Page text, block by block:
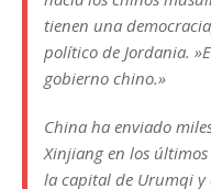
tienen una
político de Jordania.
gobierno chino.»
China ha enviado
Xinjiang en los
la capital de Urumqi y